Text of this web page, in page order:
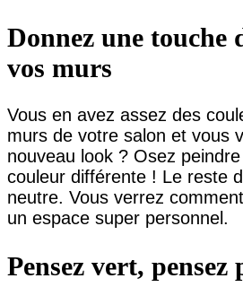
Donnez une touche
vos murs
Vous en avez assez des
murs de votre salon et vous
nouveau look ? Osez peindre
couleur différente ! Le reste
neutre. Vous verrez
un espace super personnel.
Pensez vert, pensez